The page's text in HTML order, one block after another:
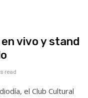
vivo y stand
read
el Club Cultural